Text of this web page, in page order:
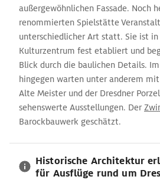
außergewöhnlichen Fassade. Noch
renommierten Spielstätte
unterschiedlicher Art statt. Sie ist in
Kulturzentrum fest etabliert und
Blick durch die baulichen Details.
hingegen warten unter anderem
Alte Meister und der Dresdner
sehenswerte Ausstellungen. Der
Barockbauwerk geschätzt.
Historische Architektur
für Ausflüge rund um